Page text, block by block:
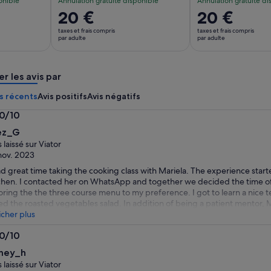
Le
prix
est
adulte
20 €
taxes et frais compris
par adulte
Le
prix
est
20 €
taxes et frais compris
par adulte
les avis par
récentsAvis positifsAvis négatifs
10
laissé sur Viator
2023
great time taking the cooking class with Mariela. The experience
I contacted her on WhatsApp and together we decided the time
the the three course menu to my preference. I got to learn a nice
the roasted vegetables salad. In addition of being a patient mentor,
to. Let her tell you about her vast experience as a cook, hotel
round the world. On the down side, we ended up with dishes to big
of being a solo traveller. Also, the whole activity starting at
dinner table took more time then I expected. Started at 4:00pm and
plus
10
laissé sur Viator